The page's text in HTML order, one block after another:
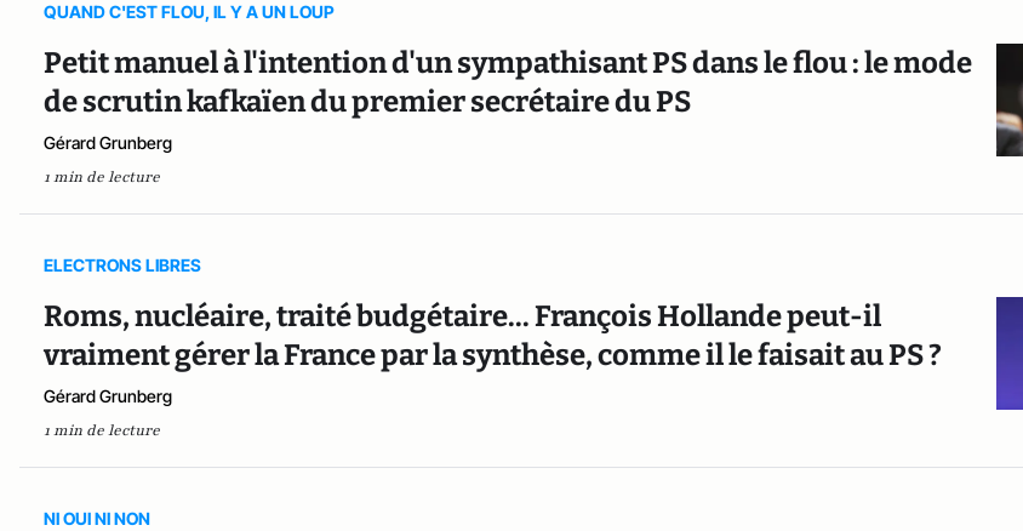
QUAND C'EST FLOU, IL Y A UN LOUP
Petit manuel à l'intention d'un sympathisant PS dans le flou : le mode
de scrutin kafkaïen du premier secrétaire du PS
Gérard Grunberg
1 min de lecture
ELECTRONS LIBRES
Roms, nucléaire, traité budgétaire... François Hollande peut-il
vraiment gérer la France par la synthèse, comme il le faisait au PS ?
Gérard Grunberg
1 min de lecture
NI OUI NI NON